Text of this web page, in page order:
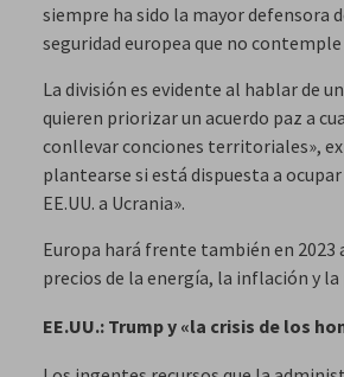
siempre ha sido la mayor defensora
seguridad europea que no
La división es evidente al hablar de
quieren priorizar un acuerdo paz a
conllevar conciones territoriales»,
plantearse si está dispuesta a
EE.UU. a Ucrania».
Europa hará frente también en
precios de la energía, la inflación y
EE.UU.: Trump y «la crisis de los